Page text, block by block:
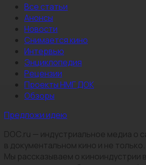
Все статьи
Анонсы
Новости
Снимается кино
Интервью
Энциклопедия
Рецензии
Проекты НМГ ДОК
Обзоры
Предложи идею
DOC.ru — индустриальное медиа о
в документальном кино и не только.
Мы рассказываем о киноиндустрии